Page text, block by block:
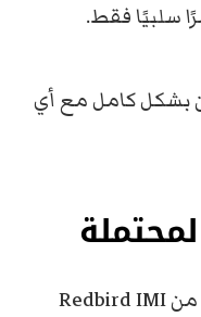
سلبيًا فقط.
بشكل كامل مع أي
ستستخدم عائلة باركلي الأموال من Redbird IMI